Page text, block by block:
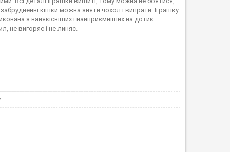
кішки можна зняти чохол і випрати. Іграшку
з найякісніших і найприємніших на дотик
не вигоряє і не линяє.